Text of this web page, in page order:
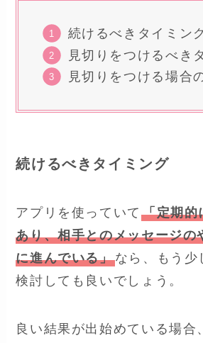
続けるべきタイミン
見切りをつけるべき
見切りをつける場合
続けるべきタイミング
アプリを使っていて 「定期的
あり、相手とのメッセージの
に進んでいる」なら、もう少
検討しても良いでしょう。
良い結果が出始めている場合